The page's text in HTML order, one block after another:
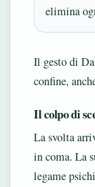
elimina
Il gesto di
confine,
Il colpo di
La svolta
in coma. La
legame